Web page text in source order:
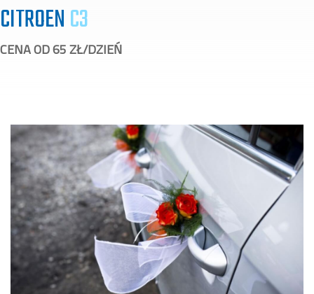
CITROENC3
CENA OD 65 ZŁ/DZIEŃ